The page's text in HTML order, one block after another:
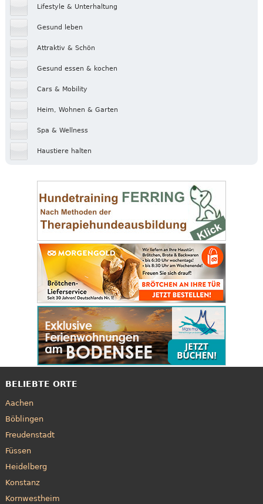
Lifestyle & Unterhaltung
Gesund leben
Attraktiv & Schön
Gesund essen & kochen
Cars & Mobility
Heim, Wohnen & Garten
Spa & Wellness
Haustiere halten
BELIEBTE ORTE
Aachen
Böblingen
Freudenstadt
Füssen
Heidelberg
Konstanz
Kornwestheim